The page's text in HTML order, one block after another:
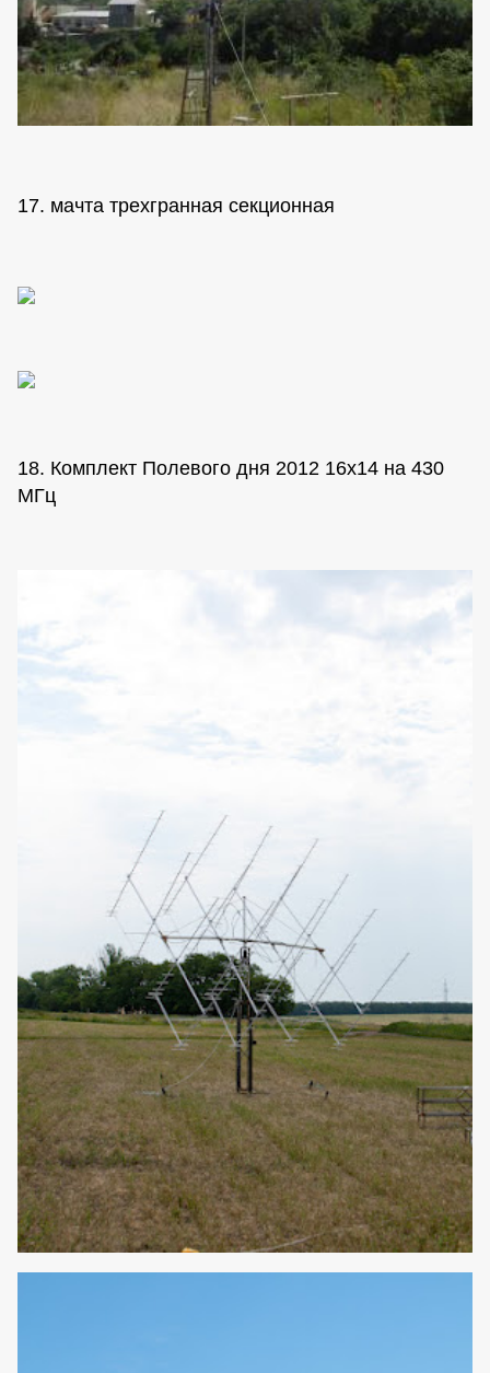
17. мачта трехгранная секционная
18. Комплект Полевого дня 2012 16х14 на 430
МГц